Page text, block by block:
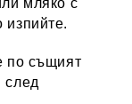
мляко с
изпийте.
по същият
след